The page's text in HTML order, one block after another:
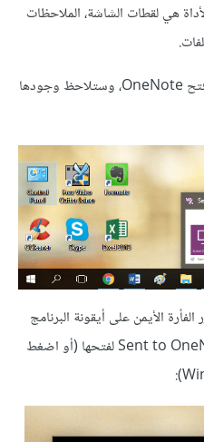
هي لقطات الشاشة، الملاحظات
عادة ما تُفتح هذه الأداة تلقائيًا عند فتح OneNote، وستلاحظ وجودها
الفأرة الأيمن على أيقونة البرنامج
في شريط المهام واختر Sent to OneNote Tool لفتحها (أو اضغط